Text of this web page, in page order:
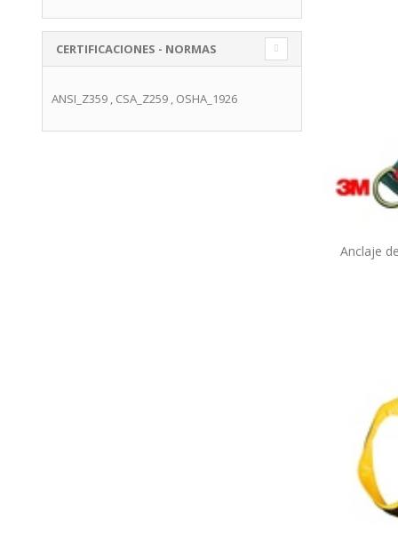
Anclaje
CERTIFICACIONES - NORMAS
ANSI_Z359 , CSA_Z259 , OSHA_1926